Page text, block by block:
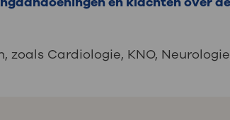
Cardiologie, KNO,